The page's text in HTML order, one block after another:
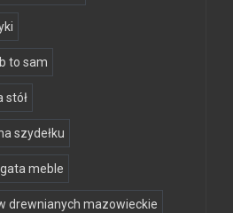
to sam
stół
szydełku
meble
drewnianych mazowieckie